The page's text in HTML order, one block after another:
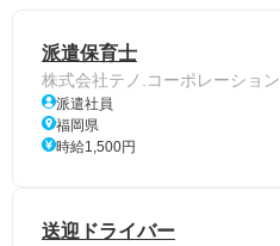
派遣保育士
株式会社テノ.コーポレーション
派遣社員
福岡県
時給1,500円
送迎ドライバー